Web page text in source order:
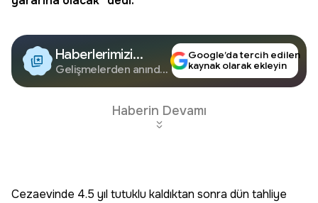
Haberlerimizi
Google'da Takip
Edin
Gelişmelerden anında
Google’da tercih edilen
kaynak olarak ekleyin
Haberin Devamı
Cezaevinde 4.5 yıl tutuklu kaldıktan sonra dün tahliye